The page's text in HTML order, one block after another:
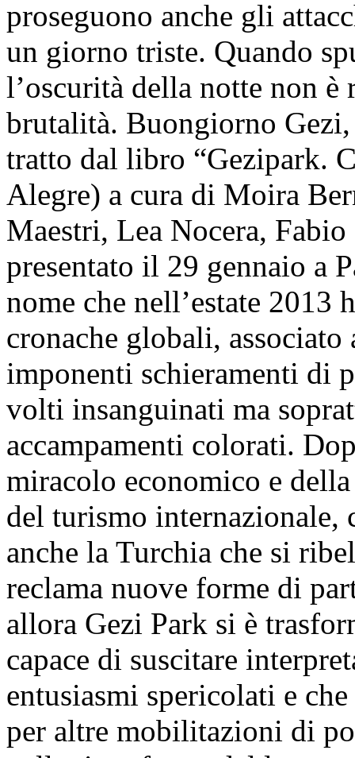
proseguono anche gli
un giorno triste. Quando
l’oscurità della notte non
brutalità. Buongiorno
tratto dal libro “Gezipark.
Alegre) a cura di Moira
Maestri, Lea Nocera,
presentato il 29 gennaio a
nome che nell’estate 2013
cronache globali,
imponenti schieramenti di
volti insanguinati ma
accampamenti colorati.
miracolo economico e
del turismo internazionale,
anche la Turchia che si
reclama nuove forme di
allora Gezi Park si è
capace di suscitare
entusiasmi spericolati e
per altre mobilitazioni di